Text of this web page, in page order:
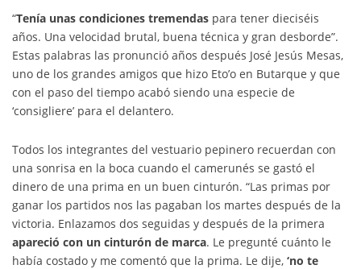
“Tenía unas condiciones tremendas para tener dieciséis
años. Una velocidad brutal, buena técnica y gran desborde”.
Estas palabras las pronunció años después José Jesús Mesas,
uno de los grandes amigos que hizo Eto’o en Butarque y que
con el paso del tiempo acabó siendo una especie de
‘consigliere’ para el delantero.
Todos los integrantes del vestuario pepinero recuerdan con
una sonrisa en la boca cuando el camerunés se gastó el
dinero de una prima en un buen cinturón. “Las primas por
ganar los partidos nos las pagaban los martes después de la
victoria. Enlazamos dos seguidas y después de la primera
apareció con un cinturón de marca. Le pregunté cuánto le
había costado y me comentó que la prima. Le dije, ‘no te